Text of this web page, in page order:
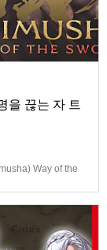
을 끊는 자 트
Way of the